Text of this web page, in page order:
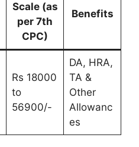
Scale (as
per 7th
CPC)
Benefits
Rs 18000
to
56900/-
DA, HRA,
TA &
Other
Allowanc
es